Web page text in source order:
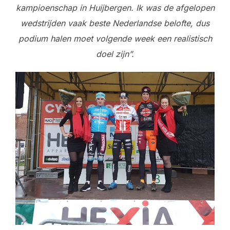
kampioenschap in Huijbergen. Ik was de afgelopen
wedstrijden vaak beste Nederlandse belofte, dus
podium halen moet volgende week een realistisch
doel zijn”.